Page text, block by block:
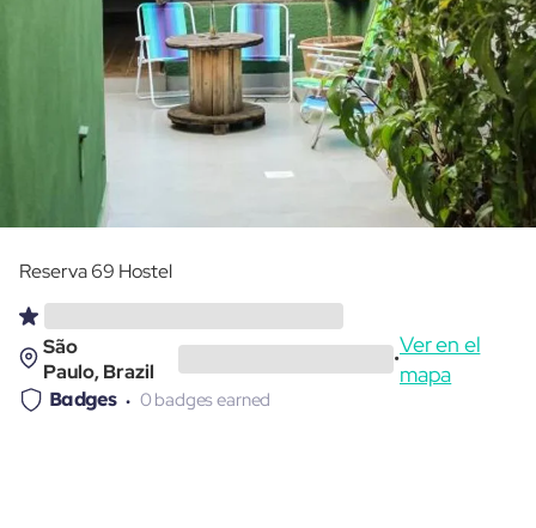
Reserva 69 Hostel
São
Paulo, Brazil
•
Ver en el
mapa
Badges 0 badges earned